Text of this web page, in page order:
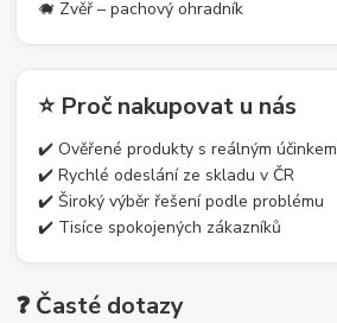
🐗 Zvěř – pachový ohradník
⭐ Proč nakupovat u nás
✔️ Ověřené produkty s reálným účinkem
✔️ Rychlé odeslání ze skladu v ČR
✔️ Široký výběr řešení podle problému
✔️ Tisíce spokojených zákazníků
❓ Časté dotazy